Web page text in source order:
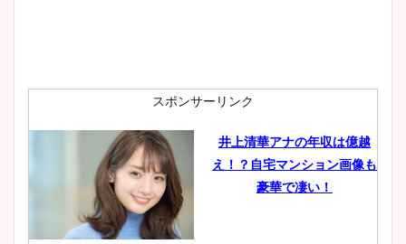
スポンサーリンク
井上清華アナの年収は億越
え！？自宅マンション画像も
豪華で凄い！